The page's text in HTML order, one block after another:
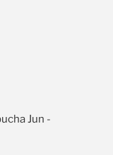
Jun -